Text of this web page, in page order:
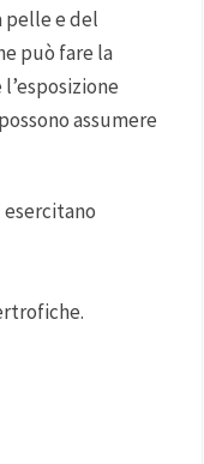
pelle e del
può fare la
assumere